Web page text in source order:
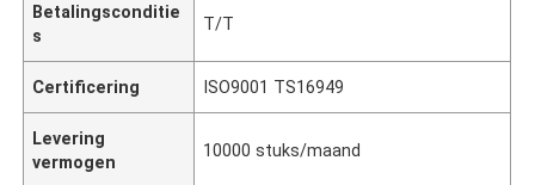
Betalingsconditie
s
T/T
Certificering ISO9001 TS16949
Levering
vermogen
10000 stuks/maand